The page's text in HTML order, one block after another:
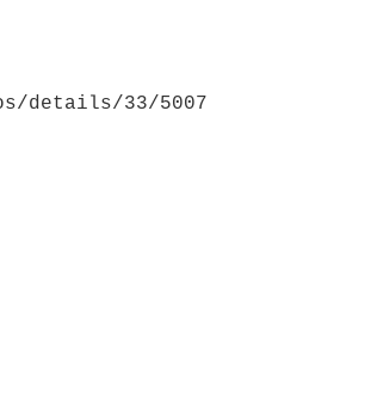
details/33/5007